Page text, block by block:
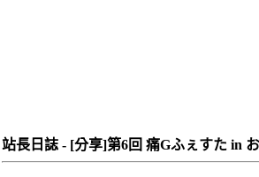
站長日誌 - [分享]第6回 痛Gふぇすた in